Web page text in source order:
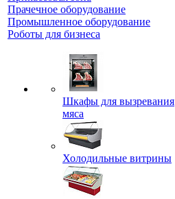
Прачечное оборудование
Промышленное оборудование
Роботы для бизнеса
Шкафы для вызревания
мяса
Холодильные витрины